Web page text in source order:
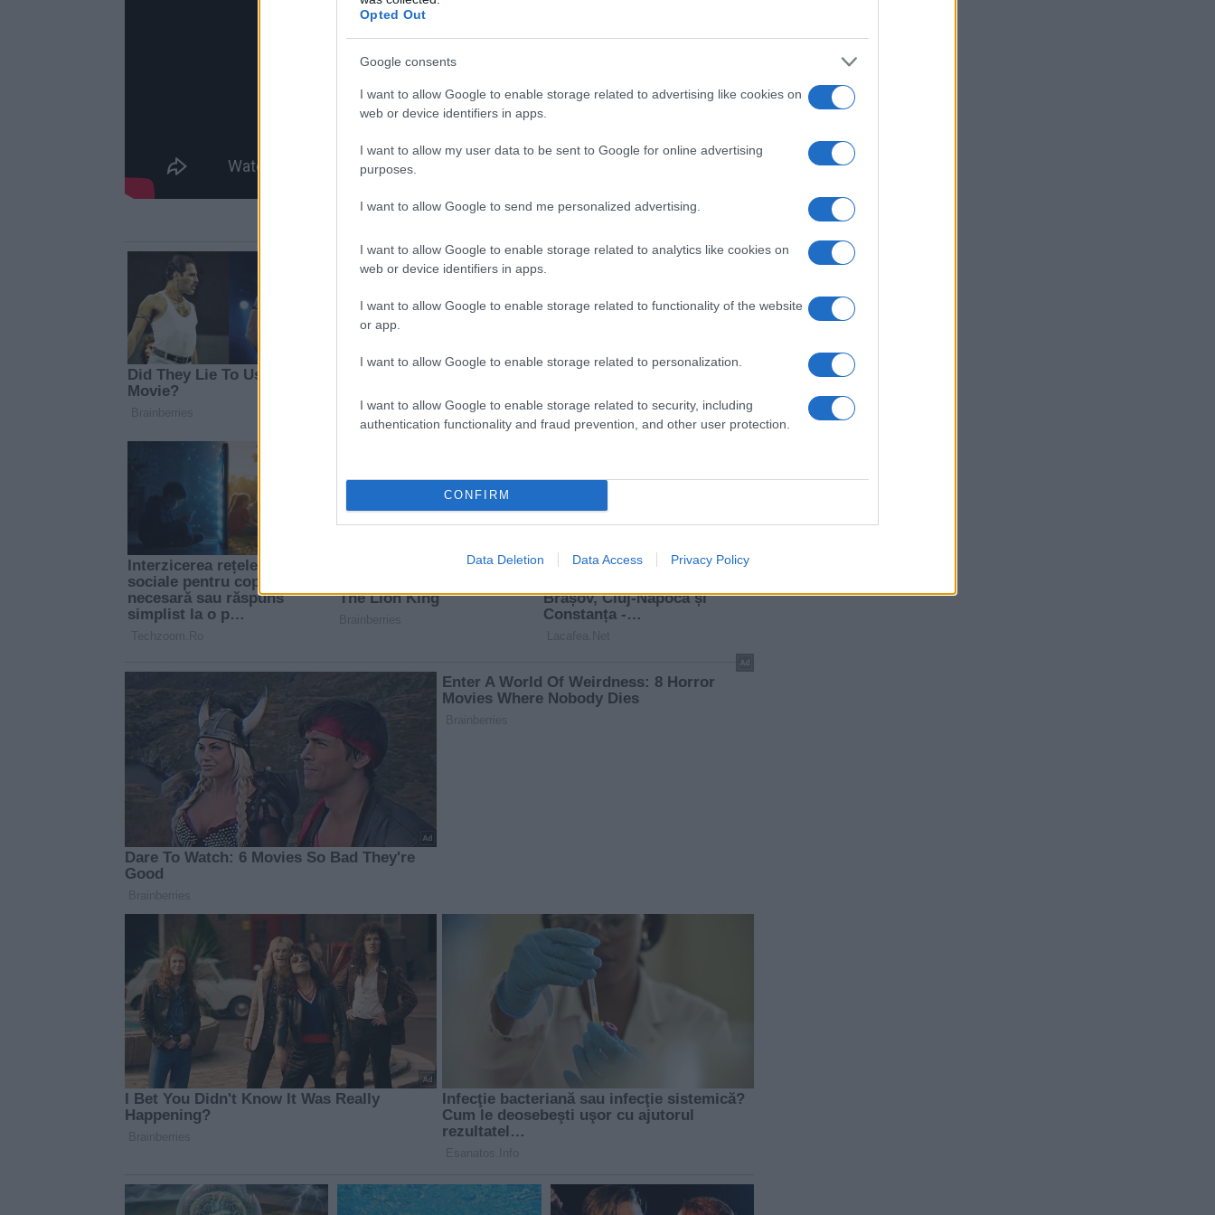
Opted Out
Google consents
I want to allow Google to enable storage related to advertising like cookies on
web or device identifiers in apps.
I want to allow my user data to be sent to Google for online advertising
purposes.
I want to allow Google to send me personalized advertising.
I want to allow Google to enable storage related to analytics like cookies on
web or device identifiers in apps.
I want to allow Google to enable storage related to functionality of the website
or app.
I want to allow Google to enable storage related to personalization.
I want to allow Google to enable storage related to security, including
authentication functionality and fraud prevention, and other user protection.
CONFIRM
Data Deletion Data Access Privacy Policy